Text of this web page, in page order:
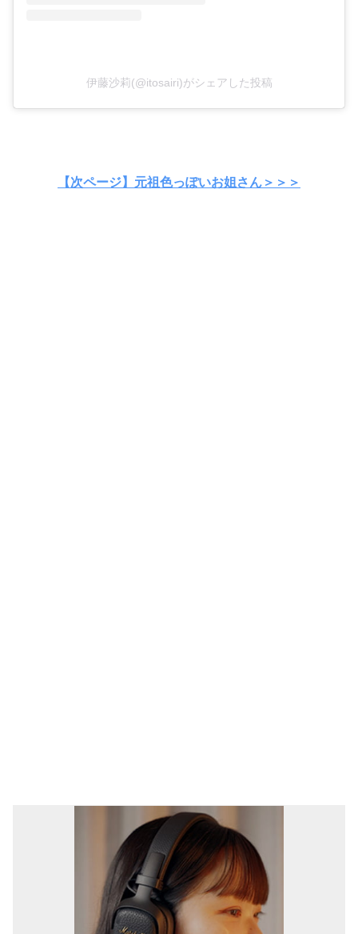
伊藤沙莉(@itosairi)がシェアした投稿
【次ページ】元祖色っぽいお姐さん＞＞＞